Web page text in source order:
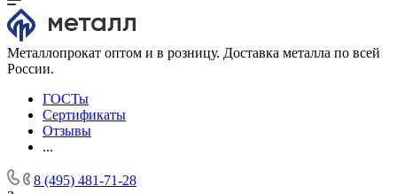
Металлопрокат оптом и в розницу. Доставка металла по всей
России.
ГОСТы
Сертификаты
Отзывы
...
8 (495) 481-71-28